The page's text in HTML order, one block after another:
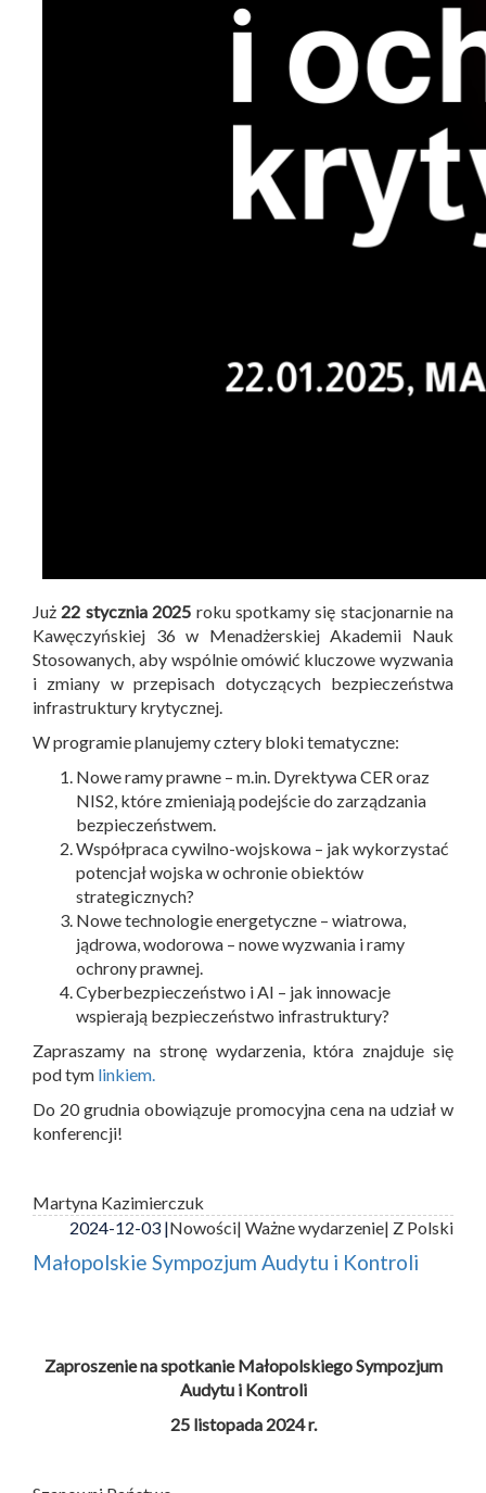
Już 22 stycznia 2025 roku spotkamy się stacjonarnie na
Kawęczyńskiej 36 w Menadżerskiej Akademii Nauk
Stosowanych, aby wspólnie omówić kluczowe wyzwania
i zmiany w przepisach dotyczących bezpieczeństwa
infrastruktury krytycznej.
W programie planujemy cztery bloki tematyczne:
Nowe ramy prawne – m.in. Dyrektywa CER oraz
NIS2, które zmieniają podejście do zarządzania
bezpieczeństwem.
Współpraca cywilno-wojskowa – jak wykorzystać
potencjał wojska w ochronie obiektów
strategicznych?
Nowe technologie energetyczne – wiatrowa,
jądrowa, wodorowa – nowe wyzwania i ramy
ochrony prawnej.
Cyberbezpieczeństwo i AI – jak innowacje
wspierają bezpieczeństwo infrastruktury?
Zapraszamy na stronę wydarzenia, która znajduje się
pod tym linkiem.
Do 20 grudnia obowiązuje promocyjna cena na udział w
konferencji!
Martyna Kazimierczuk
2024-12-03 |Nowości| Ważne wydarzenie| Z Polski
Małopolskie Sympozjum Audytu i Kontroli
Zaproszenie na spotkanie Małopolskiego Sympozjum
Audytu i Kontroli
25 listopada 2024 r.